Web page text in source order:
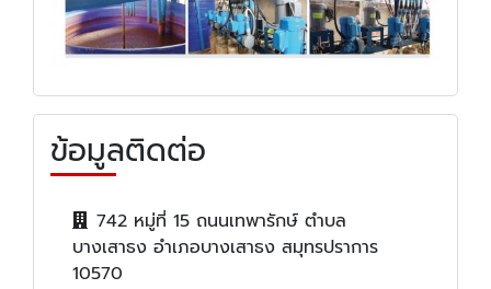
ข้อมูลติดต่อ
742 หมู่ที่ 15 ถนนเทพารักษ์ ตำบล
บางเสาธง อำเภอบางเสาธง สมุทรปราการ
10570